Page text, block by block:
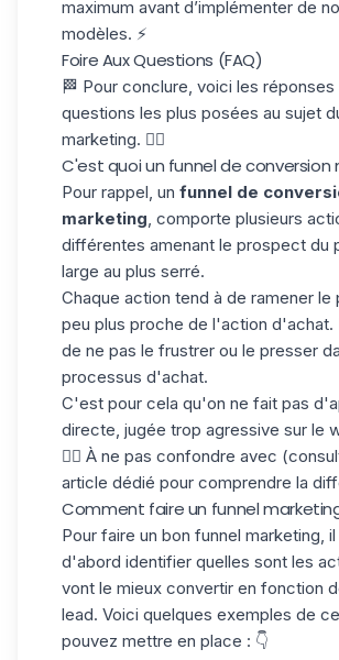
maximum avant d’implémenter de
modèles. ⚡
Foire Aux Questions (FAQ)
🏁 Pour conclure, voici les réponses
questions les plus posées au sujet
marketing. 👇🏼
C'est quoi un funnel de conversion
Pour rappel, un funnel de
marketing, comporte plusieurs
différentes amenant le prospect du
large au plus serré.
Chaque action tend à de ramener le
peu plus proche de l'action d'achat.
de ne pas le frustrer ou le presser
processus d'achat.
C'est pour cela qu'on ne fait pas
directe, jugée trop agressive sur le
👇🏼 À ne pas confondre avec
article dédié pour comprendre la
Comment faire un funnel
Pour faire un bon funnel marketing,
d'abord identifier quelles sont les
vont le mieux convertir en fonction
lead. Voici quelques exemples de
pouvez mettre en place : 👇